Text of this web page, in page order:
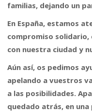
familias, dejando un
En España, estamos
compromiso solidario,
con nuestra ciudad y
Aún así, os pedimos
apelando a vuestros
a las posibilidades.
quedado atrás, en una